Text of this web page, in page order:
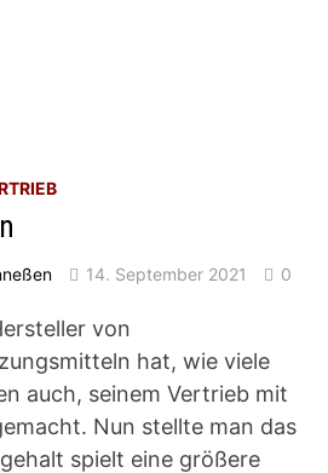
14. September 2021 0
von
hat, wie viele
auch, seinem Vertrieb mit
Nun stellte man das
spielt eine größere